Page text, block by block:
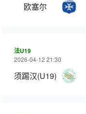
欧塞尔
法U19
2026-04-12 21:30
须踢汉(U19)